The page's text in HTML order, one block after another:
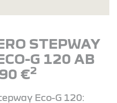
STEPWAY
G 120 AB
€2
Eco-G 120: